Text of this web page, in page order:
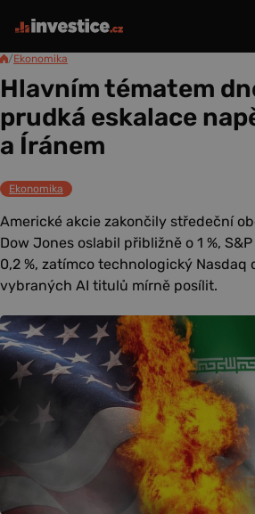
/Ekonomika
Hlavním tématem
prudká eskalace
a Íránem
Ekonomika
Americké akcie zakončily středeční
Dow Jones oslabil přibližně o 1 %,
0,2 %, zatímco technologický Nasdaq
vybraných AI titulů mírně posílit.